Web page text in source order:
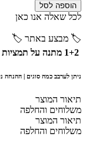
הוספה לסל
לכל שאלה אנו כאן
🏷️ מבצע באתר 🏷️
ניתן לערבב כמה סוגים | ההנחה ניתנת אוט' בכמות=3
תיאור המוצר
משלוחים והחלפה
תיאור המוצר
משלוחים והחלפה